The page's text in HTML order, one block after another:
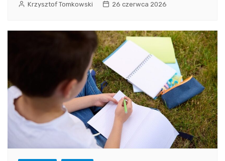
Krzysztof Tomkowski 26 czerwca 2026